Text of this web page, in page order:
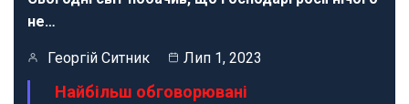
не…
Георгій Ситник Лип 1, 2023
Найбільш обговорювані